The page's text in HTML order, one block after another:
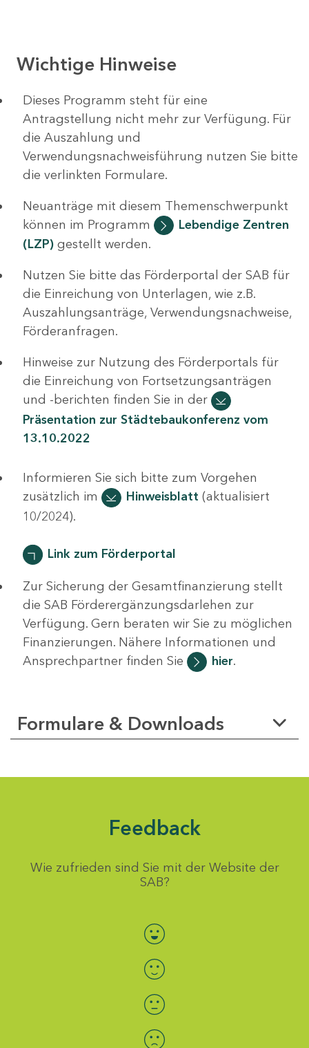
Wichtige Hinweise
Dieses Programm steht für eine
Antragstellung nicht mehr zur Verfügung. Für
die Auszahlung und
Verwendungsnachweisführung nutzen Sie bitte
die verlinkten Formulare.
Neuanträge mit diesem Themenschwerpunkt
können im Programm
Lebendige Zentren
(LZP) gestellt werden.
Nutzen Sie bitte das Förderportal der SAB für
die Einreichung von Unterlagen, wie z.B.
Auszahlungsanträge, Verwendungsnachweise,
Förderanfragen.
Hinweise zur Nutzung des Förderportals für
die Einreichung von Fortsetzungsanträgen
und -berichten finden Sie in der
Präsentation zur Städtebaukonferenz vom
13.10.2022
Informieren Sie sich bitte zum Vorgehen
zusätzlich im
Hinweisblatt (aktualisiert
10/2024).
Link zum Förderportal
Zur Sicherung der Gesamtfinanzierung stellt
die SAB Förderergänzungsdarlehen zur
Verfügung. Gern beraten wir Sie zu möglichen
Finanzierungen. Nähere Informationen und
Ansprechpartner finden Sie
hier.
Formulare & Downloads
Feedback
Wie zufrieden sind Sie mit der Website der
SAB?
Bewertung auswählen